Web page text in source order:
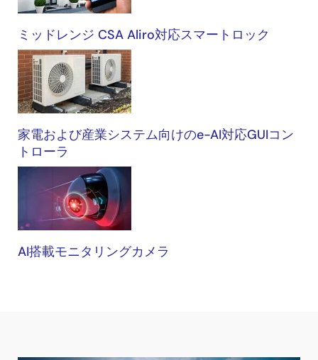
デ
ィ
ン
グ
オ
ー
メ
ー
シ
ミッドレンジ CSA Aliro対応スマートロック
家電および産業システム向けのe-AI対応GUIコン
トローラ
AI搭載モニタリングカメラ